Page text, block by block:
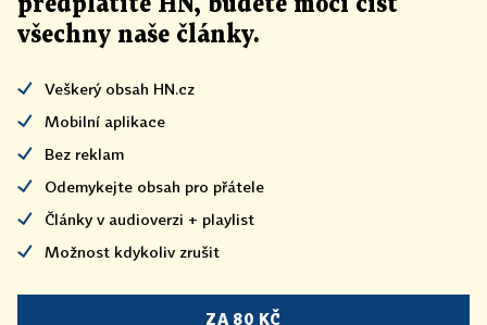
předplatíte HN, budete moci číst
všechny naše články.
Veškerý obsah HN.cz
Mobilní aplikace
Bez reklam
Odemykejte obsah pro přátele
Články v audioverzi + playlist
Možnost kdykoliv zrušit
ZA 80 KČ